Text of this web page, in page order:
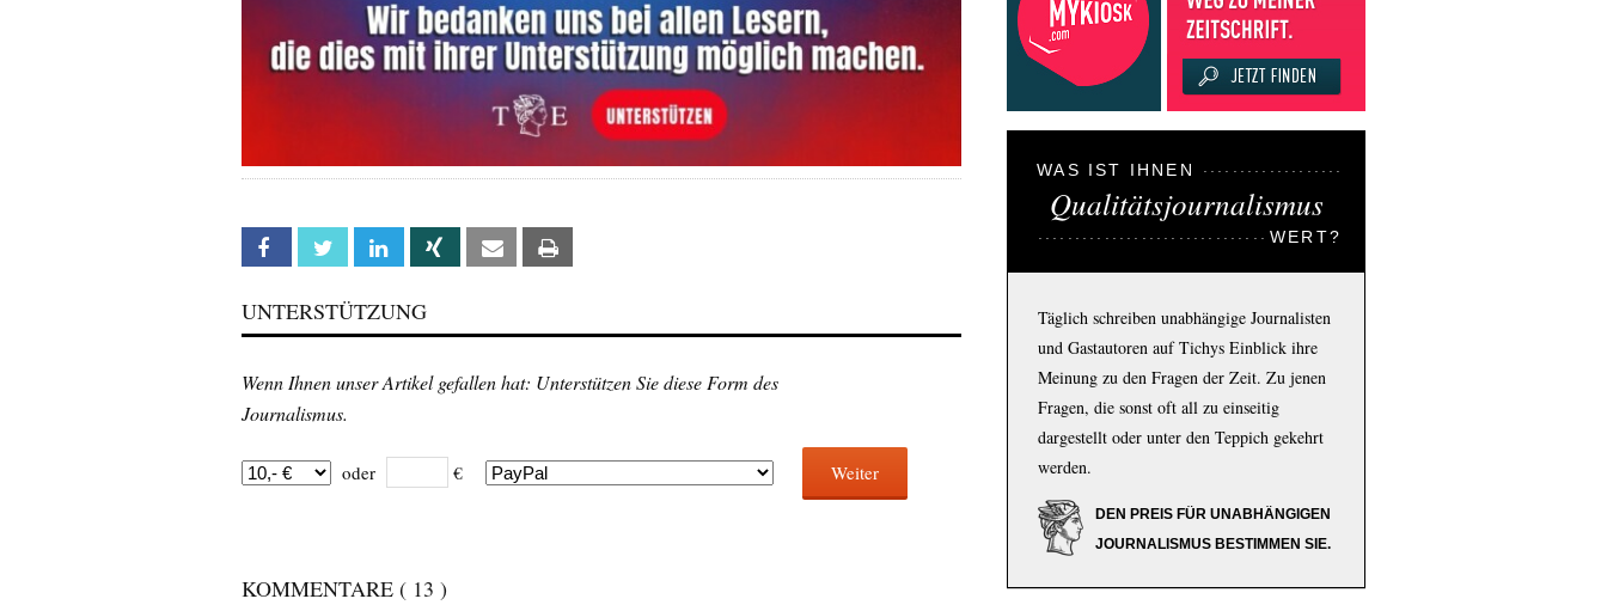
Facebook Twitter Linkedin Xing Email
UNTERSTÜTZUNG
Wenn Ihnen unser Artikel gefallen hat: Unterstützen Sie diese Form des
Journalismus.
oder € Weiter
KOMMENTARE ( 13 )
WAS IST IHNEN
Qualitätsjournalismus
WERT?
Täglich schreiben unabhängige Journalisten
und Gastautoren auf Tichys Einblick ihre
Meinung zu den Fragen der Zeit. Zu jenen
Fragen, die sonst oft all zu einseitig
dargestellt oder unter den Teppich gekehrt
werden.
DEN PREIS FÜR UNABHÄNGIGEN
JOURNALISMUS BESTIMMEN SIE.